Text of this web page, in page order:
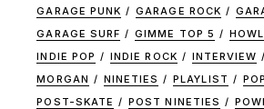
GARAGE PUNK GARAGE ROCK
GARAGE SURF
GIMME TOP 5
INDIE POP
INDIE ROCK INTERVIEW
MORGAN
NINETIES PLAYLIST POP
POST-SKATE
POST NINETIES